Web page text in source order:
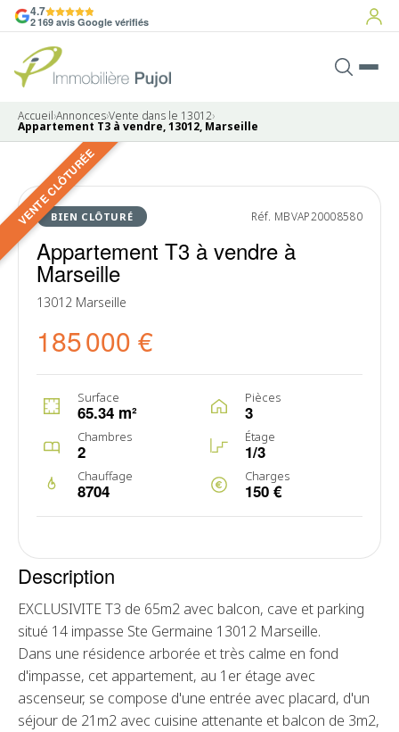
4.7
2 169 avis Google vérifiés
Accueil›Annonces›Vente dans le 13012›
Appartement T3 à vendre, 13012, Marseille
VENTE CLÔTURÉE
BIEN CLÔTURÉ Réf. MBVAP20008580
Appartement T3 à vendre à
Marseille
13012 Marseille
185 000 €
Surface
65.34 m²
Pièces
3
Chambres
2
Étage
1/3
Chauffage
8704
Charges
150 €
VENDU
8 photos
Description
EXCLUSIVITE T3 de 65m2 avec balcon, cave et parking
situé 14 impasse Ste Germaine 13012 Marseille.
Dans une résidence arborée et très calme en fond
d'impasse, cet appartement, au 1er étage avec
ascenseur, se compose d'une entrée avec placard, d'un
séjour de 21m2 avec cuisine attenante et balcon de 3m2,